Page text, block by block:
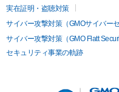
実在証明・盗聴対策
サイバー攻撃対策（GMOサイバー
サイバー攻撃対策（GMO Flatt
セキュリティ事業の軌跡